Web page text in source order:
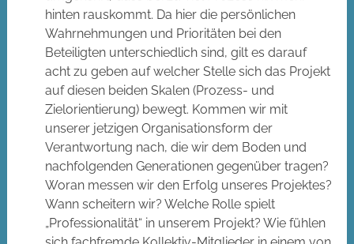
hinten rauskommt. Da hier die persönlichen
Wahrnehmungen und Prioritäten bei den
Beteiligten unterschiedlich sind, gilt es darauf
acht zu geben auf welcher Stelle sich das Projekt
auf diesen beiden Skalen (Prozess- und
Zielorientierung) bewegt. Kommen wir mit
unserer jetzigen Organisationsform der
Verantwortung nach, die wir dem Boden und
nachfolgenden Generationen gegenüber tragen?
Woran messen wir den Erfolg unseres Projektes?
Wann scheitern wir? Welche Rolle spielt
„Professionalität“ in unserem Projekt? Wie fühlen